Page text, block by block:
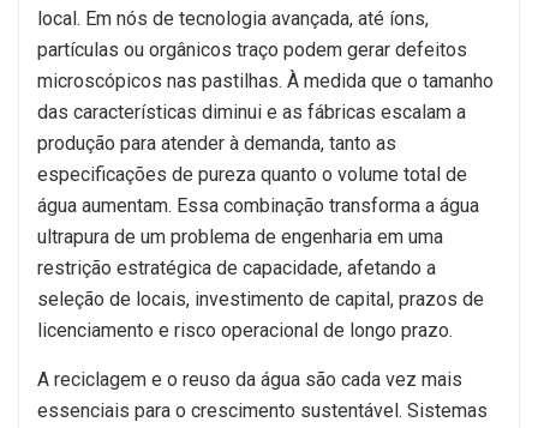
local. Em nós de tecnologia avançada, até íons,
partículas ou orgânicos traço podem gerar defeitos
microscópicos nas pastilhas. À medida que o tamanho
das características diminui e as fábricas escalam a
produção para atender à demanda, tanto as
especificações de pureza quanto o volume total de
água aumentam. Essa combinação transforma a água
ultrapura de um problema de engenharia em uma
restrição estratégica de capacidade, afetando a
seleção de locais, investimento de capital, prazos de
licenciamento e risco operacional de longo prazo.
A reciclagem e o reuso da água são cada vez mais
essenciais para o crescimento sustentável. Sistemas